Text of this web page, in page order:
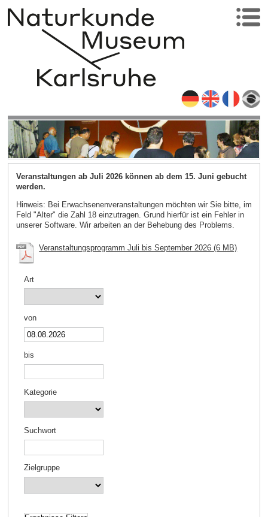
Veranstaltungen ab Juli 2026 können ab dem 15. Juni gebucht
werden.
Hinweis: Bei Erwachsenenveranstaltungen möchten wir Sie bitte, im
Feld "Alter" die Zahl 18 einzutragen. Grund hierfür ist ein Fehler in
unserer Software. Wir arbeiten an der Behebung des Problems.
Veranstaltungsprogramm Juli bis September 2026 (6 MB)
Art
von
bis
Kategorie
Suchwort
Zielgruppe